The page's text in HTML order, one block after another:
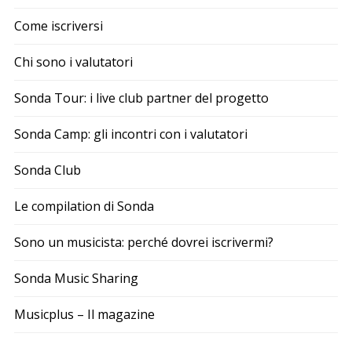
Come iscriversi
Chi sono i valutatori
Sonda Tour: i live club partner del progetto
Sonda Camp: gli incontri con i valutatori
Sonda Club
Le compilation di Sonda
Sono un musicista: perché dovrei iscrivermi?
Sonda Music Sharing
Musicplus – Il magazine